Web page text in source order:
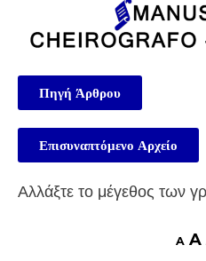
Πηγή Άρθρου
Επισυναπτόμενο Αρχείο
Αλλάξτε το μέγεθος των
A A